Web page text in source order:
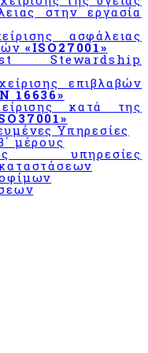
στην εργασία
ασφάλειας
«ISO27001»
Stewardship
επιβλαβών
16636»
κατά της
Υπηρεσίες
μέρους
υπηρεσίες